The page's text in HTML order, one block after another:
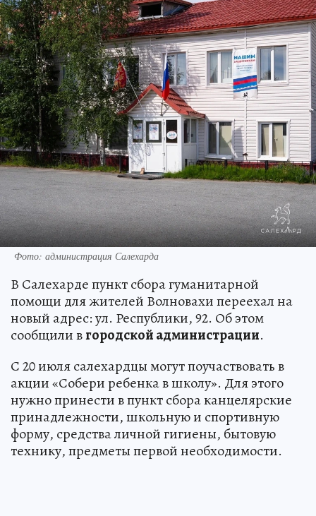
Фото: администрация Салехарда
В Салехарде пункт сбора гуманитарной
помощи для жителей Волновахи переехал на
новый адрес: ул. Республики, 92. Об этом
сообщили вгородской администрации.
С 20 июля салехардцы могут поучаствовать в
акции «Собери ребенка в школу». Для этого
нужно принести в пункт сбора канцелярские
принадлежности, школьную и спортивную
форму, средства личной гигиены, бытовую
технику, предметы первой необходимости.